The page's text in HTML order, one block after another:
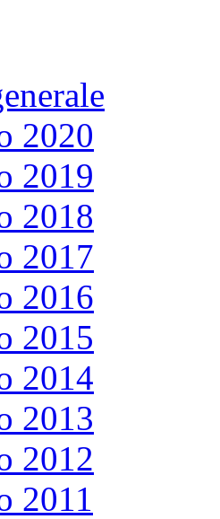
2020
2019
2018
2017
2016
2015
2014
2013
2012
2011